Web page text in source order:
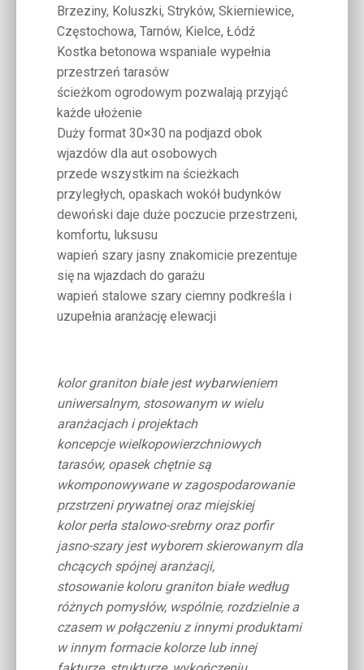
Brzeziny, Koluszki, Stryków, Skierniewice,
Częstochowa, Tarnów, Kielce, Łódź
Kostka betonowa wspaniale wypełnia
przestrzeń tarasów
ścieżkom ogrodowym pozwalają przyjąć
każde ułożenie
Duży format 30×30 na podjazd obok
wjazdów dla aut osobowych
przede wszystkim na ścieżkach
przyległych, opaskach wokół budynków
dewoński daje duże poczucie przestrzeni,
komfortu, luksusu
wapień szary jasny znakomicie prezentuje
się na wjazdach do garażu
wapień stalowe szary ciemny podkreśla i
uzupełnia aranżację elewacji
kolor graniton białe jest wybarwieniem
uniwersalnym, stosowanym w wielu
aranżacjach i projektach
koncepcje wielkopowierzchniowych
tarasów, opasek chętnie są
wkomponowywane w zagospodarowanie
przstrzeni prywatnej oraz miejskiej
kolor perła stalowo-srebrny oraz porfir
jasno-szary jest wyborem skierowanym dla
chcących spójnej aranżacji,
stosowanie koloru graniton białe według
różnych pomysłów, wspólnie, rozdzielnie a
czasem w połączeniu z innymi produktami
w innym formacie kolorze lub innej